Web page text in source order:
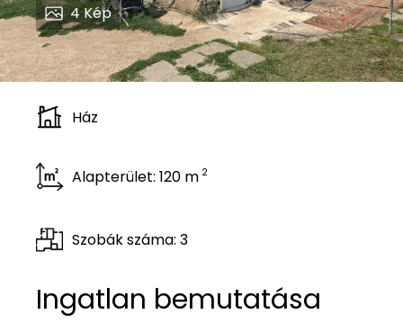
4Kép
Ház
Alapterület: 120 m 2
Szobák száma: 3
Ingatlan bemutatása